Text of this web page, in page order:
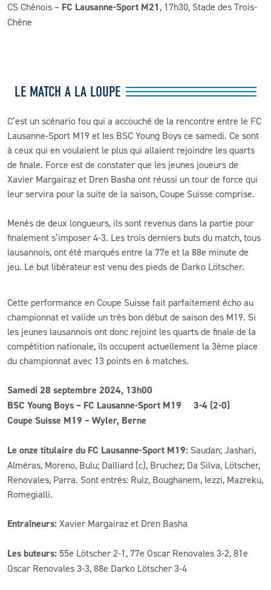
CS Chênois – FC Lausanne-Sport M21 , 17h30, Stade des Trois-
Chêne
LE MATCH A LA LOUPE
C’est un scénario fou qui a accouché de la rencontre entre le FC
Lausanne-Sport M19 et les BSC Young Boys ce samedi. Ce sont
à ceux qui en voulaient le plus qui allaient rejoindre les quarts
de finale. Force est de constater que les jeunes joueurs de
Xavier Margairaz et Dren Basha ont réussi un tour de force qui
leur servira pour la suite de la saison, Coupe Suisse comprise.
Menés de deux longueurs, ils sont revenus dans la partie pour
finalement s’imposer 4-3. Les trois derniers buts du match, tous
lausannois, ont été marqués entre la 77e et la 88e minute de
jeu. Le but libérateur est venu des pieds de Darko Lötscher.
Cette performance en Coupe Suisse fait parfaitement écho au
championnat et valide un très bon début de saison des M19. Si
les jeunes lausannois ont donc rejoint les quarts de finale de la
compétition nationale, ils occupent actuellement la 3ème place
du championnat avec 13 points en 6 matches.
Samedi 28 septembre 2024, 13h00
BSC Young Boys – FC Lausanne-Sport M19 3-4 (2-0)
Coupe Suisse M19 – Wyler, Berne
Le onze titulaire du FC Lausanne-Sport M19: Saudan; Jashari,
Alméras, Moreno, Bulu; Dalliard (c), Bruchez; Da Silva, Lötscher,
Renovales, Parra. Sont entrés: Ruiz, Boughanem, Iezzi, Mazreku,
Romegialli.
Entraîneurs: Xavier Margairaz et Dren Basha
Les buteurs: 55e Lötscher 2-1, 77e Oscar Renovales 3-2, 81e
Oscar Renovales 3-3, 88e Darko Lötscher 3-4